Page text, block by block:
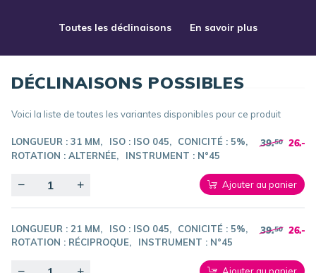
Toutes les déclinaisons En savoir plus
DÉCLINAISONS POSSIBLES
Voici la liste de toutes les variantes disponibles pour ce produit
LONGUEUR : 31 MM ISO : ISO 045 CONICITÉ : 5%
ROTATION : ALTERNÉE INSTRUMENT : N°45
39.50 26.-
Quantity Ajouter au panier
LONGUEUR : 21 MM ISO : ISO 045 CONICITÉ : 5%
ROTATION : RÉCIPROQUE INSTRUMENT : N°45
39.50 26.-
Quantity